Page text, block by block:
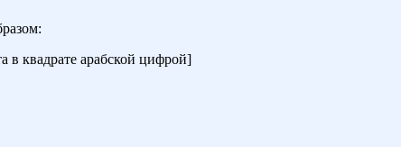
в квадрате арабской цифрой]